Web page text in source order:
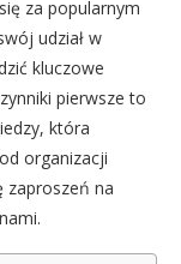
za popularnym
udział w
kluczowe
pierwsze to
która
organizacji
zaproszeń na